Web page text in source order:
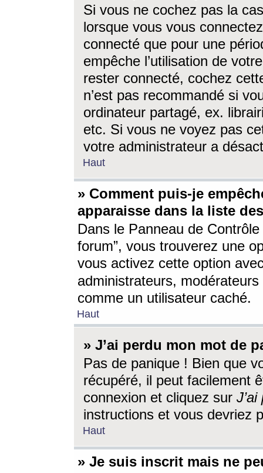
Si vous ne cochez pas la
lorsque vous vous
connecté que pour une
empêche l’utilisation de
rester connecté, cochez
n’est pas recommandé si
ordinateur partagé, ex.
etc. Si vous ne voyez pas
votre administrateur a
Haut
» Comment puis-je
apparaisse dans la liste
Dans le Panneau de
forum”, vous trouverez une
vous activez cette option
administrateurs,
comme un utilisateur caché.
Haut
» J’ai perdu mon mot de
Pas de panique ! Bien que
récupéré, il peut facilement
connexion et cliquez sur
instructions et vous devriez
Haut
» Je suis inscrit mais ne